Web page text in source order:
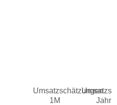
Umsatzschätzungen
1M
Jahr